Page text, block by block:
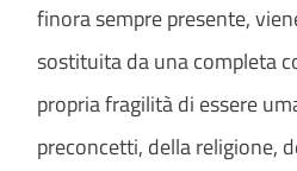
finora sempre presente,
sostituita da una completa
propria fragilità di essere
preconcetti, della religione,